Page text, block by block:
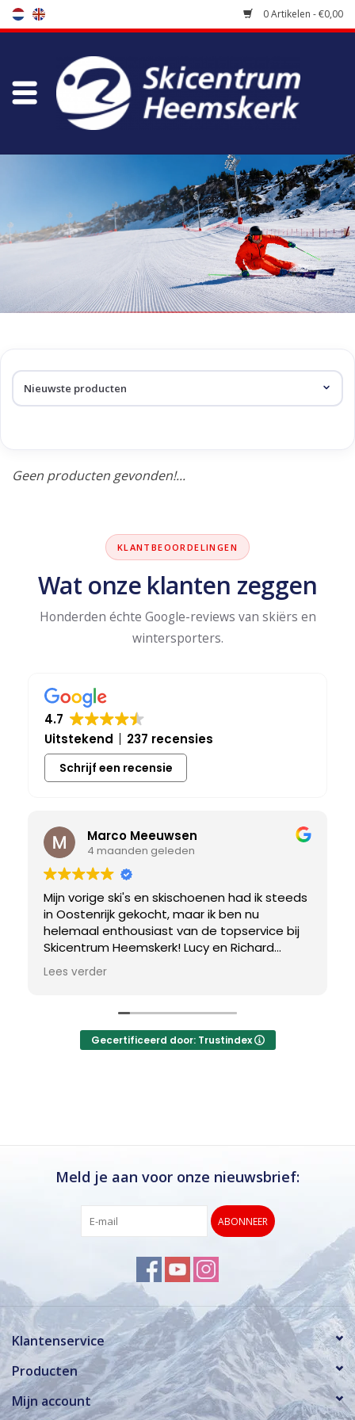
0 Artikelen - €0,00
Winkel
Onderhoud
Koopgidsen
Producten getagd met
xplore
Geen producten gevonden!...
KLANTBEOORDELINGEN
Wat onze klanten zeggen
Honderden échte Google-reviews van skiërs en
wintersporters.
4.7
Uitstekend
237 recensies
Schrijf een recensie
Marco Meeuwsen
4 maanden geleden
Mijn vorige ski's en skischoenen had ik steeds
in Oostenrijk gekocht, maar ik ben nu
helemaal enthousiast van de topservice bij
Skicentrum Heemskerk! Lucy en Richard
hebben mijn verwachtingen ruimschoots
overtroffen met hun ervaring, productkennis
dagen onwijs genoten van mijn nieuwe
skischoenen op de piste. Ik verwijs mijn
sneeuwvrienden voortaan naar Skicentrum
Lees verder
Gecertificeerd door: Trustindex
Meld je aan voor onze nieuwsbrief:
ABONNEER
Klantenservice
Producten
Mijn account